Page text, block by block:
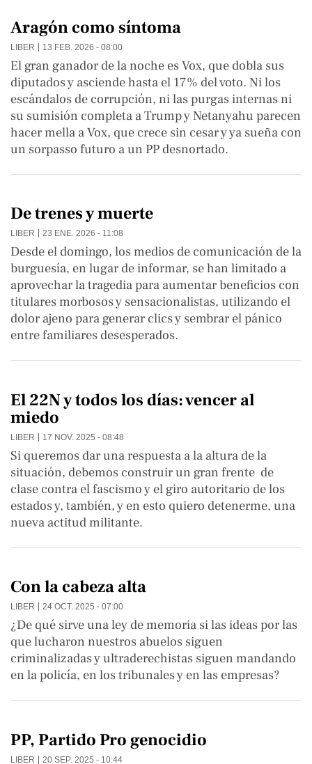
Aragón como síntoma
LIBER 13 FEB. 2026 - 08:00
El gran ganador de la noche es Vox, que dobla sus
diputados y asciende hasta el 17% del voto. Ni los
escándalos de corrupción, ni las purgas internas ni
su sumisión completa a Trump y Netanyahu parecen
hacer mella a Vox, que crece sin cesar y ya sueña con
un sorpasso futuro a un PP desnortado.
De trenes y muerte
LIBER 23 ENE. 2026 - 11:08
Desde el domingo, los medios de comunicación de la
burguesía, en lugar de informar, se han limitado a
aprovechar la tragedia para aumentar beneficios con
titulares morbosos y sensacionalistas, utilizando el
dolor ajeno para generar clics y sembrar el pánico
entre familiares desesperados.
El 22N y todos los días: vencer al
miedo
LIBER 17 NOV. 2025 - 08:48
Si queremos dar una respuesta a la altura de la
situación, debemos construir un gran frente de
clase contra el fascismo y el giro autoritario de los
estados y, también, y en esto quiero detenerme, una
nueva actitud militante.
Con la cabeza alta
LIBER 24 OCT. 2025 - 07:00
¿De qué sirve una ley de memoria si las ideas por las
que lucharon nuestros abuelos siguen
criminalizadas y ultraderechistas siguen mandando
en la policía, en los tribunales y en las empresas?
PP, Partido Pro genocidio
LIBER 20 SEP. 2025 - 10:44